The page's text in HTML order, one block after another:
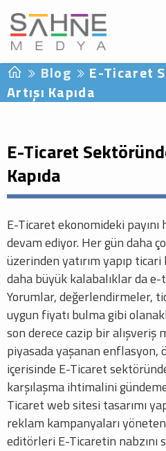
Blog
E-Ticaret
Artışı Kapıda
E-Ticaret
Kapıda
E-Ticaret ekonomideki
devam ediyor. Her gün daha
üzerinden yatırım yapıp
daha büyük kalabalıklar da e-
Yorumlar, değerlendirmeler,
uygun fiyatı bulma gibi
son derece cazip bir alışveriş
piyasada yaşanan enflasyon,
içerisinde E-Ticaret
karşılaşma ihtimalini
Ticaret web sitesi tasarımı
reklam kampanyaları yöneten
editörleri E-Ticaretin nabzını